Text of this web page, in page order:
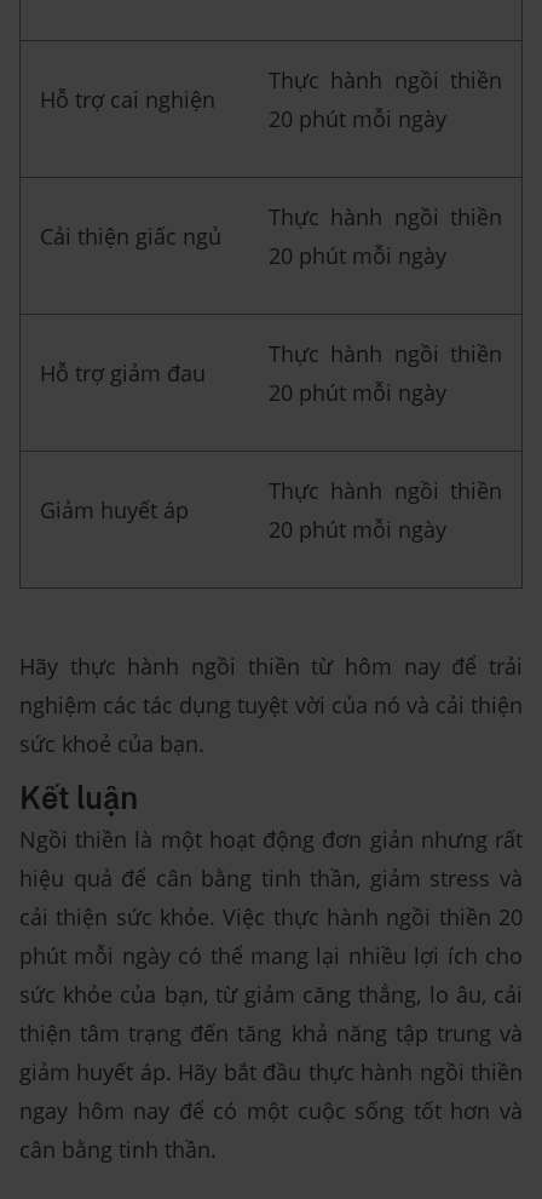
Hỗ trợ cai nghiện
Thực hành ngồi thiền
20 phút mỗi ngày
Cải thiện giấc ngủ
Thực hành ngồi thiền
20 phút mỗi ngày
Hỗ trợ giảm đau
Thực hành ngồi thiền
20 phút mỗi ngày
Giảm huyết áp
Thực hành ngồi thiền
20 phút mỗi ngày
Hãy thực hành ngồi thiền từ hôm nay để trải
nghiệm các tác dụng tuyệt vời của nó và cải thiện
sức khoẻ của bạn.
Kết luận
Ngồi thiền là một hoạt động đơn giản nhưng rất
hiệu quả để cân bằng tinh thần, giảm stress và
cải thiện sức khỏe. Việc thực hành ngồi thiền 20
phút mỗi ngày có thể mang lại nhiều lợi ích cho
sức khỏe của bạn, từ giảm căng thẳng, lo âu, cải
thiện tâm trạng đến tăng khả năng tập trung và
giảm huyết áp. Hãy bắt đầu thực hành ngồi thiền
ngay hôm nay để có một cuộc sống tốt hơn và
cân bằng tinh thần.